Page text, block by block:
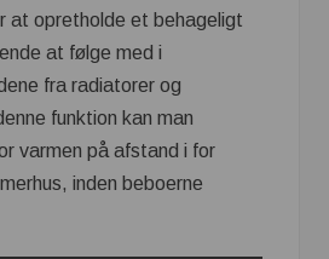
at opretholde et behageligt
at følge med i
fra radiatorer og
funktion kan man
varmen på afstand i for
inden beboerne